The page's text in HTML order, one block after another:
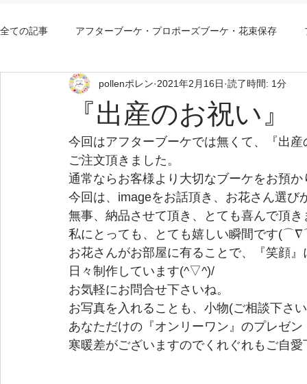
全ての記事 アフターブーケ・プロポーズブーケ・花束保存
アフターブーケ大阪持込み アフターブーケ大阪安い
『出産のお祝い』
pollenポレン 2021年2月16日 読了時間: 1分
今回はアフターブーケでは無くて、『出
ご注文頂きました。
通常ならお客様より大切なブーケをお預
今回は、imageをお話頂き、お花さん選
無事、納品させて頂き、とても喜んで頂き
私にとっても、とても嬉しい瞬間です
お花さんがお部屋に有ることで、『笑顔
日々制作しています(^▽^)/
お気軽にお問合せ下さいね。
お写真を入れることも、小物(ご相談下さ
あなただけの『オンリーワン』のプレゼ
寒暖差がございますのでくれぐれもご自